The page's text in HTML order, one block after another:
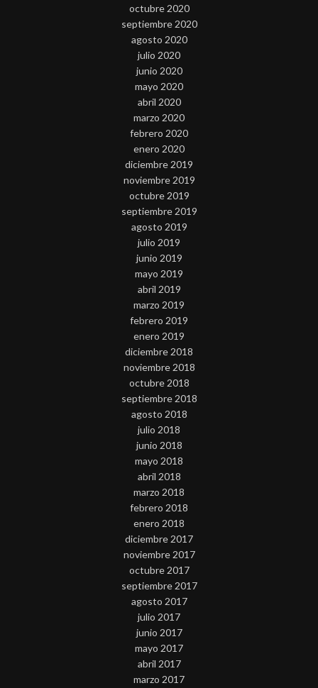
octubre 2020
septiembre 2020
agosto 2020
julio 2020
junio 2020
mayo 2020
abril 2020
marzo 2020
febrero 2020
enero 2020
diciembre 2019
noviembre 2019
octubre 2019
septiembre 2019
agosto 2019
julio 2019
junio 2019
mayo 2019
abril 2019
marzo 2019
febrero 2019
enero 2019
diciembre 2018
noviembre 2018
octubre 2018
septiembre 2018
agosto 2018
julio 2018
junio 2018
mayo 2018
abril 2018
marzo 2018
febrero 2018
enero 2018
diciembre 2017
noviembre 2017
octubre 2017
septiembre 2017
agosto 2017
julio 2017
junio 2017
mayo 2017
abril 2017
marzo 2017